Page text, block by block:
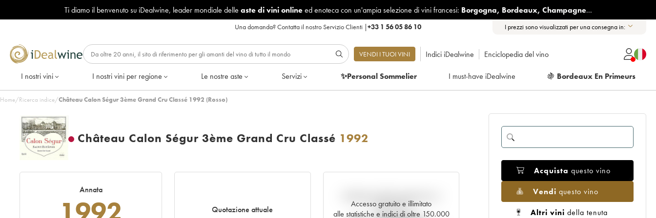
Ti diamo il benvenuto su iDealwine, leader mondiale delle aste di vini onlineed enoteca con un'ampia selezione di vini francesi: Borgogna, Bordeaux, Champagne...
Una domanda?Contatta il nostro Servizio Clienti |+33 1 56 05 86 10 I prezzi sono visualizzati per una consegna in:
VENDI I TUOI VINI Indici iDealwine Enciclopedia del vino
I nostri vini I nostri vini per regione Le nostre aste Servizi ✨Personal Sommelier I must-have iDealwine 🍇 Bordeaux En Primeurs
Home/Ricerca indice/Château Calon Ségur 3ème Grand Cru Classé 1992 (Rosso)
Château Calon Ségur 3ème Grand Cru Classé 1992
Annata
Quotazione attuale
Accesso gratuito e illimitato
alle statistiche e indici di oltre 150.000
tempo reale
Acquista questo vino
Vendi questo vino
Altri vini della tenuta